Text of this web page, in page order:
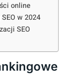
online
w 2024
SEO